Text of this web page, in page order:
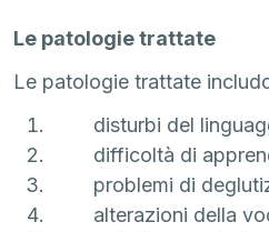
Le patologie trattate
Le patologie trattate
disturbi del
difficoltà di
problemi di
alterazioni della